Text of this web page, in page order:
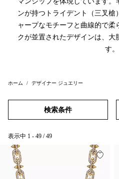
マンシップを体現しています。
ンが持つトライデント（三叉槍
ャープなモチーフと曲線的で柔
クが並置されたデザインは、大
す。
デザイナー ジュエリー
検索条件
表示中